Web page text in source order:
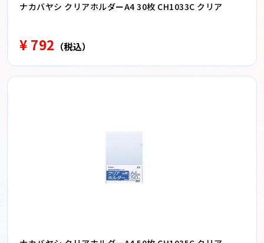
ナカバヤシ クリアホルダーA4 30枚 CH1033C クリア
¥ 792 （税込）